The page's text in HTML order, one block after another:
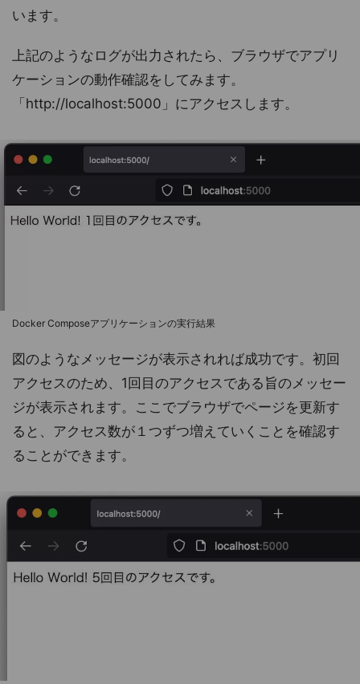
います。
上記のようなログが出力されたら、ブラウザでアプリ
ケーションの動作確認をしてみます。
「http://localhost:5000」にアクセスします。
Docker Composeアプリケーションの実行結果
図のようなメッセージが表示されれば成功です。初回
アクセスのため、1回目のアクセスである旨のメッセー
ジが表示されます。ここでブラウザでページを更新す
ると、アクセス数が１つずつ増えていくことを確認す
ることができます。